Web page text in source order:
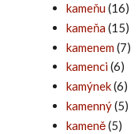
kameňu(16)
kameňa(15)
kamenem(7)
kamenci(6)
kamýnek(6)
kamenný(5)
kameně(5)